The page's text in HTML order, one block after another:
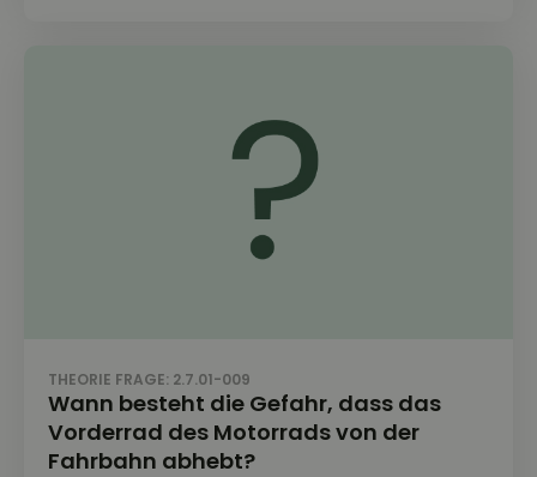
THEORIE FRAGE: 2.7.01-009
Wann besteht die Gefahr, dass das
Vorderrad des Motorrads von der
Fahrbahn abhebt?